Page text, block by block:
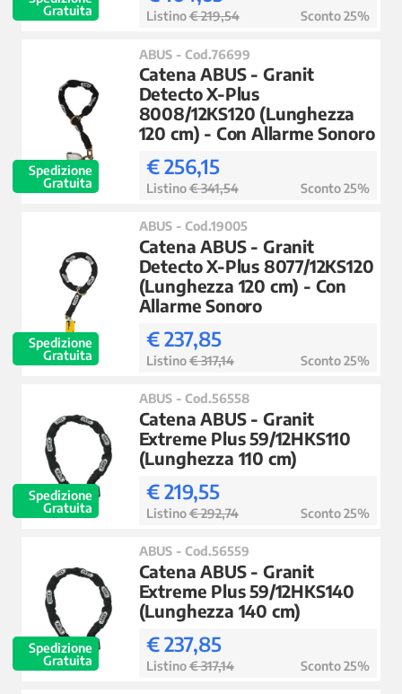
Gratuita Listino€ 219,54 Sconto 25%
Spedizione
Gratuita
ABUS - Cod.76699
Catena ABUS - Granit
Detecto X-Plus
8008/12KS120 (Lunghezza
120 cm) - Con Allarme Sonoro
€ 256,15
Listino€ 341,54 Sconto 25%
Spedizione
Gratuita
ABUS - Cod.19005
Catena ABUS - Granit
Detecto X-Plus 8077/12KS120
(Lunghezza 120 cm) - Con
Allarme Sonoro
€ 237,85
Listino€ 317,14 Sconto 25%
Spedizione
Gratuita
ABUS - Cod.56558
Catena ABUS - Granit
Extreme Plus 59/12HKS110
(Lunghezza 110 cm)
€ 219,55
Listino€ 292,74 Sconto 25%
Spedizione
Gratuita
ABUS - Cod.56559
Catena ABUS - Granit
Extreme Plus 59/12HKS140
(Lunghezza 140 cm)
€ 237,85
Listino€ 317,14 Sconto 25%